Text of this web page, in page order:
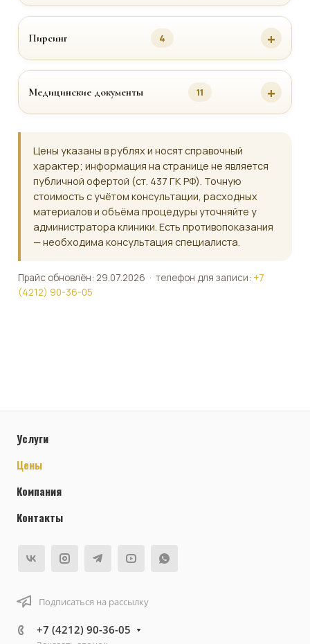
Пирсинг 4
Медицинские документы 11
Цены указаны в рублях и носят справочный
характер; информация на странице не является
публичной офертой (ст. 437 ГК РФ). Точную
стоимость с учётом консультации, расходных
материалов и объёма процедуры уточняйте у
администратора клиники. Есть противопоказания
— необходима консультация специалиста.
Прайс обновлён: 29.07.2026 · телефон для записи: +7
(4212) 90-36-05
Услуги
Цены
Компания
Контакты
Подписаться на рассылку
+7 (4212) 90-36-05